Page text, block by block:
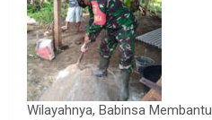
Wilayahnya, Babinsa